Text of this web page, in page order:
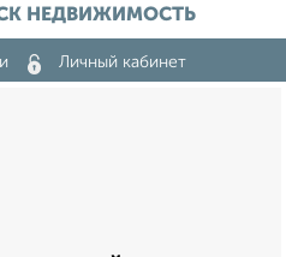
НЕДВИЖИМОСТЬ
Личный кабинет